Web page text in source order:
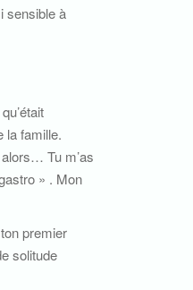
sensible à
la famille.
Tu m’as
» . Mon
premier
solitude